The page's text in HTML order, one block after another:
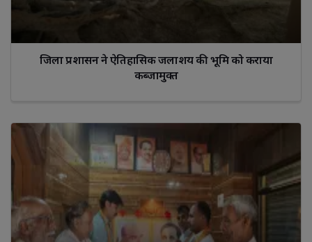
जिला प्रशासन ने ऐतिहासिक जलाशय की भूमि को कराया
कब्जामुक्त